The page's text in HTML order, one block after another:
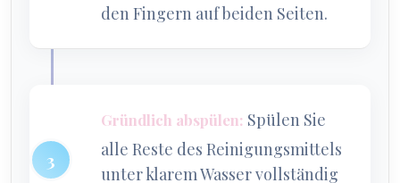
den Fingern auf beiden Seiten.
Gründlich abspülen: Spülen Sie
alle Reste des Reinigungsmittels
unter klarem Wasser vollständig